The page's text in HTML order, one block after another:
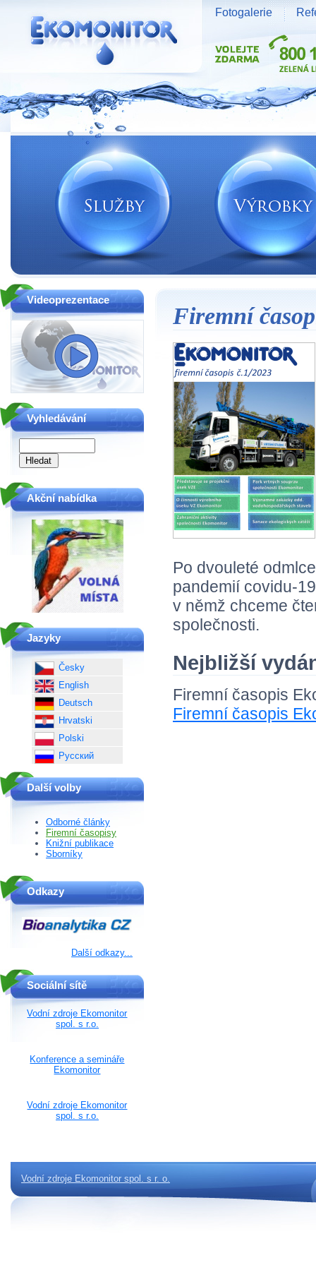
Firemní
Po dvouleté
pandemií covidu-
v němž chceme
společnosti.
Nejbližší
Firemní časopis
Firemní časopis
Videoprezentace
Vyhledávání
Akční nabídka
Jazyky
Česky
English
Deutsch
Hrvatski
Polski
Русский
Další volby
Odborné články
Firemní časopisy
Knižní publikace
Sborníky
Odkazy
Další odkazy...
Sociální sítě
Vodní zdroje Ekomonitor
spol. s r.o.
Konference a semináře
Ekomonitor
Vodní zdroje Ekomonitor
spol. s r.o.
Vodní zdroje Ekomonitor spol. s r.o.
Fotogalerie
Vodní zdroje Ekomonitor spol. s r. o.